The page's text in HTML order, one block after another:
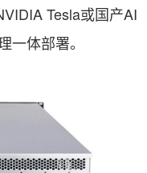
Tesla或国产AI
一体部署。